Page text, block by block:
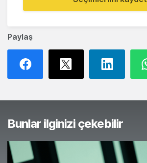
Paylaş
Bunlar ilginizi çekebilir